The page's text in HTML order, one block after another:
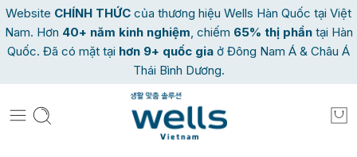
Website CHÍNH THỨC của thương hiệu Wells Hàn Quốc tại Việt
Nam. Hơn 40+ năm kinh nghiệm, chiếm 65% thị phầntại Hàn
Quốc. Đã có mặt tại hơn 9+ quốc gia ở Đông Nam Á & Châu Á
Thái Bình Dương.